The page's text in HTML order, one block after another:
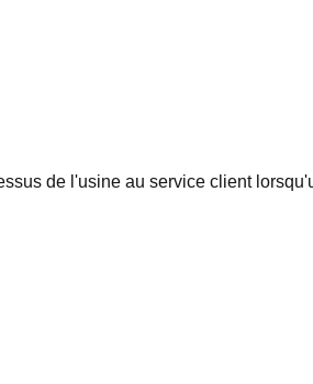
de l'usine au service client